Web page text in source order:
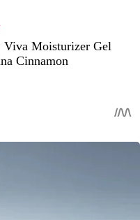
Viva Moisturizer Gel
Cinnamon